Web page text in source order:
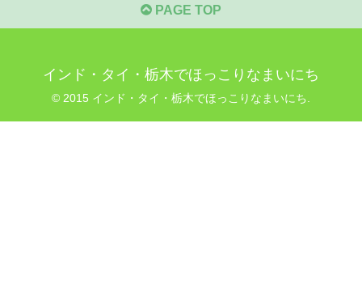
PAGE TOP
インド・タイ・栃木でほっこりなまいにち
© 2015 インド・タイ・栃木でほっこりなまいにち.